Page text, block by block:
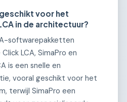
voor het
in de architectuur?
softwarepakketten
LCA, SimaPro en
is een snelle en
vooral geschikt voor het
terwijl SimaPro een